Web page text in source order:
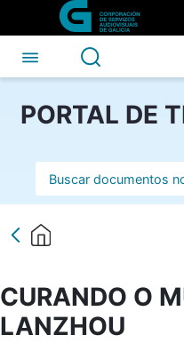
Skip to Main Content
CURANDO
PORTAL DE
Barra de busca
CURANDO O
LANZHOU